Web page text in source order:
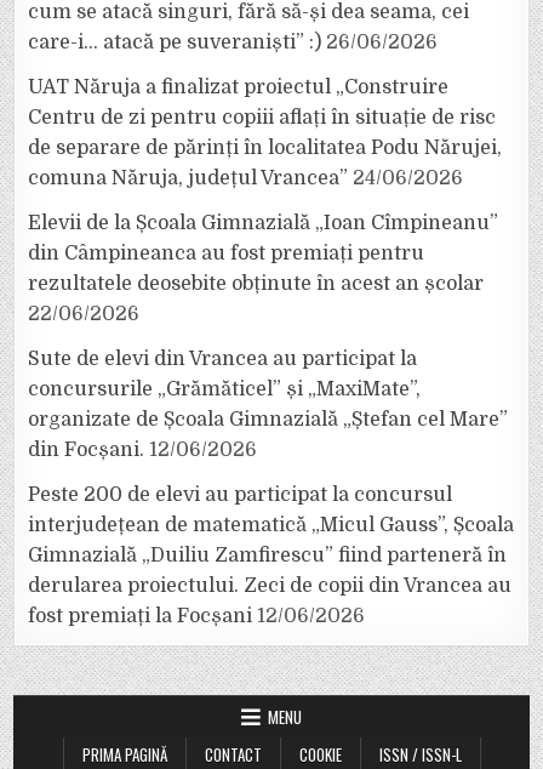
cum se atacă singuri, fără să-și dea seama, cei
care-i… atacă pe suveraniști” :) 26/06/2026
UAT Năruja a finalizat proiectul „Construire
Centru de zi pentru copiii aflați în situație de risc
de separare de părinți în localitatea Podu Nărujei,
comuna Năruja, județul Vrancea” 24/06/2026
Elevii de la Școala Gimnazială „Ioan Cîmpineanu”
din Câmpineanca au fost premiați pentru
rezultatele deosebite obținute în acest an școlar
22/06/2026
Sute de elevi din Vrancea au participat la
concursurile „Grămăticel” și „MaxiMate”,
organizate de Școala Gimnazială „Ștefan cel Mare”
din Focșani. 12/06/2026
Peste 200 de elevi au participat la concursul
interjudețean de matematică „Micul Gauss”, Școala
Gimnazială „Duiliu Zamfirescu” fiind parteneră în
derularea proiectului. Zeci de copii din Vrancea au
fost premiați la Focșani 12/06/2026
MENU
PRIMA PAGINĂ
CONTACT COOKIE
ISSN / ISSN-L